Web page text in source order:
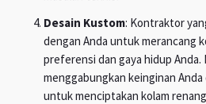
Desain Kustom: Kontraktor
dengan Anda untuk merancang
preferensi dan gaya hidup Anda.
menggabungkan keinginan
untuk menciptakan kolam